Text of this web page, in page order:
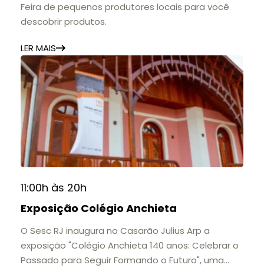
Feira de pequenos produtores locais para você
descobrir produtos.
LER MAIS
11:00h às 20h
Exposição Colégio Anchieta
O Sesc RJ inaugura no Casarão Julius Arp a
exposição "Colégio Anchieta 140 anos: Celebrar o
Passado para Seguir Formando o Futuro", uma